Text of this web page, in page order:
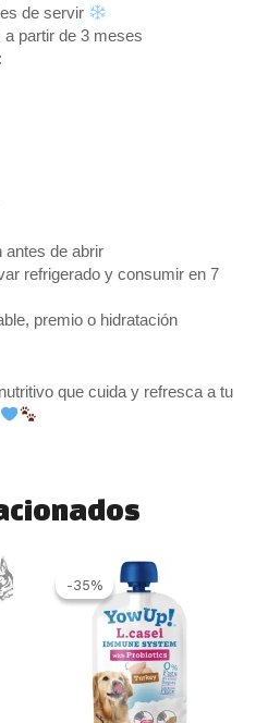
de servir
partir de 3 meses
antes de abrir
refrigerado y consumir en 7
premio o hidratación
que cuida y refresca a tu
-35%
-35% precio
original
era:
2.50 €.
El
precio
actual
es:
1.63 €.